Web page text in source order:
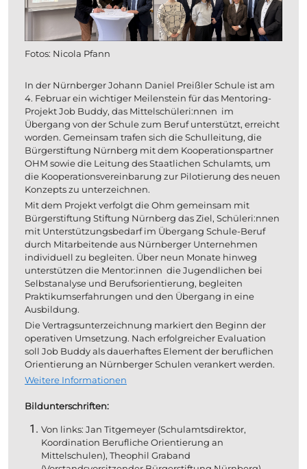
Fotos: Nicola Pfann
In der Nürnberger Johann Daniel Preißler Schule ist am
4. Februar ein wichtiger Meilenstein für das Mentoring-
Projekt Job Buddy, das Mittelschüleri:nnen  im
Übergang von der Schule zum Beruf unterstützt, erreicht
worden. Gemeinsam trafen sich die Schulleitung, die
Bürgerstiftung Nürnberg mit dem Kooperationspartner
OHM sowie die Leitung des Staatlichen Schulamts, um
die Kooperationsvereinbarung zur Pilotierung des neuen
Konzepts zu unterzeichnen.
Mit dem Projekt verfolgt die Ohm gemeinsam mit
Bürgerstiftung Stiftung Nürnberg das Ziel, Schüleri:nnen
mit Unterstützungsbedarf im Übergang Schule-Beruf
durch Mitarbeitende aus Nürnberger Unternehmen
individuell zu begleiten. Über neun Monate hinweg
unterstützen die Mentor:innen  die Jugendlichen bei
Selbstanalyse und Berufsorientierung, begleiten
Praktikumserfahrungen und den Übergang in eine
Ausbildung.
Die Vertragsunterzeichnung markiert den Beginn der
operativen Umsetzung. Nach erfolgreicher Evaluation
soll Job Buddy als dauerhaftes Element der beruflichen
Orientierung an Nürnberger Schulen verankert werden.
Weitere Informationen
Bildunterschriften:
Von links: Jan Titgemeyer (Schulamtsdirektor,
Koordination Berufliche Orientierung an
Mittelschulen), Theophil Graband